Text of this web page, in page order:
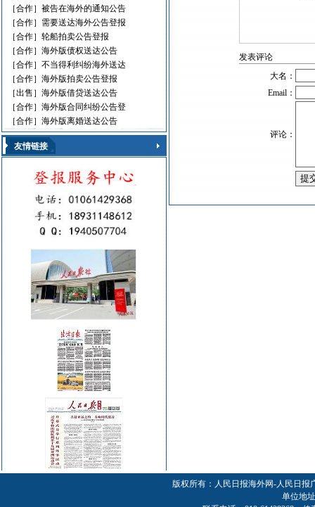
遗失声明 环保公告
减资公告 挂失声明
股份转让 政府通文
判决公告 律师声明
通告广告 企业注销
维权公告 解除声明
迁址公告 法院公告
开庭传票 海事文书
［合作］被告在海外的通知公告
［合作］ 需要送达海外公告登报
［合作］轮船拍卖公告登报
［合作］海外版债权送达公告
［合作］不当得利纠纷海外送达
［合作］海外版拍卖公告登报
［出售］海外版借贷送达公告
［合作］海外版合同纠纷公告登
［合作］海外版离婚送达公告
友情链接
发表评论
大名：
Email：
评论：
版权所有：人民日报海外网-人民日
单位地